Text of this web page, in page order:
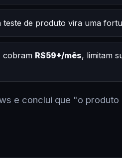
de produto vira uma
cobram R$59+/mês, limitam
e conclui que "o